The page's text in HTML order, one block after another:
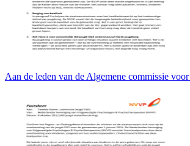
Aan de leden van de Algemene commissie